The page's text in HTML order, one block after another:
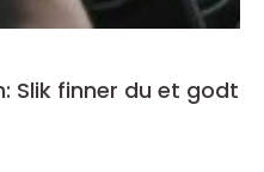
Slik finner du et godt